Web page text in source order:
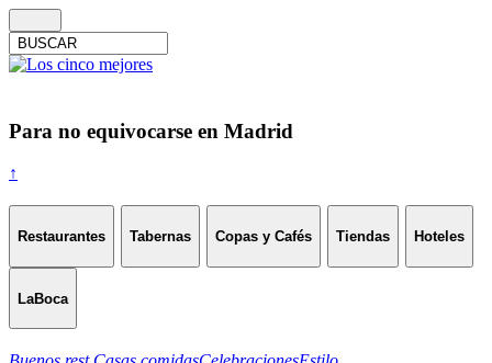
Para no equivocarse en Madrid
↑
Restaurantes Tabernas Copas y Cafés Tiendas Hoteles
LaBoca